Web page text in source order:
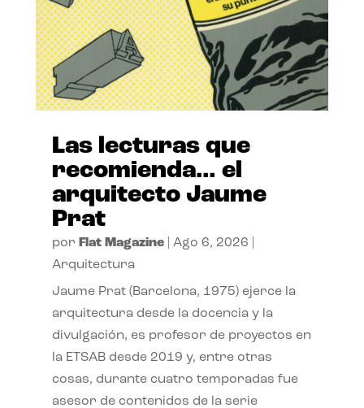
Las lecturas que
recomienda… el
arquitecto Jaume
Prat
por Flat Magazine| Ago 6, 2026
Arquitectura
Jaume Prat (Barcelona, 1975) ejerce la
arquitectura desde la docencia y la
divulgación, es profesor de proyectos en
la ETSAB desde 2019 y, entre otras
cosas, durante cuatro temporadas fue
asesor de contenidos de la serie